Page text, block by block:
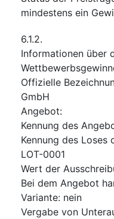
mindestens ein
6.1.2.
Informationen über
Offizielle
GmbH
Angebot:
Kennung des
Kennung des Loses
LOT-0001
Wert der
Bei dem Angebot
Variante: nein
Vergabe von